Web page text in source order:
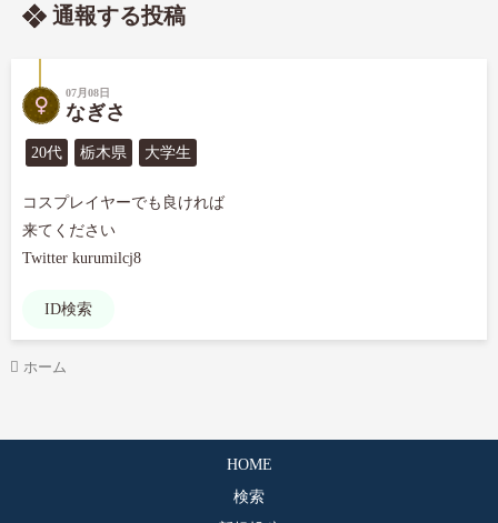
通報する投稿
07月08日
なぎさ
20代 栃木県 大学生
コスプレイヤーでも良ければ
来てください
Twitter kurumilcj8
ID検索
ホーム
HOME
検索